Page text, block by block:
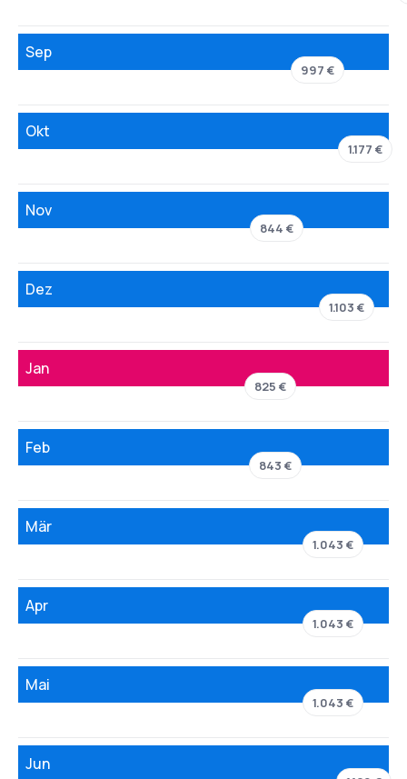
Sep
997 €
Okt
1.177 €
Nov
844 €
Dez
1.103 €
Jan
825 €
Feb
843 €
Mär
1.043 €
Apr
1.043 €
Mai
1.043 €
Jun